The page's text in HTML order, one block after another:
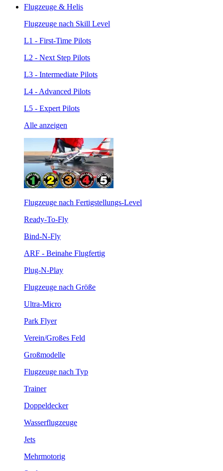
Flugzeuge & Helis
Flugzeuge nach Skill Level
L1 - First-Time Pilots
L2 - Next Step Pilots
L3 - Intermediate Pilots
L4 - Advanced Pilots
L5 - Expert Pilots
Alle anzeigen
Flugzeuge nach Fertigstellungs-Level
Ready-To-Fly
Bind-N-Fly
ARF - Beinahe Flugfertig
Plug-N-Play
Flugzeuge nach Größe
Ultra-Micro
Park Flyer
Verein/Großes Feld
Großmodelle
Flugzeuge nach Typ
Trainer
Doppeldecker
Wasserflugzeuge
Jets
Mehrmotorig